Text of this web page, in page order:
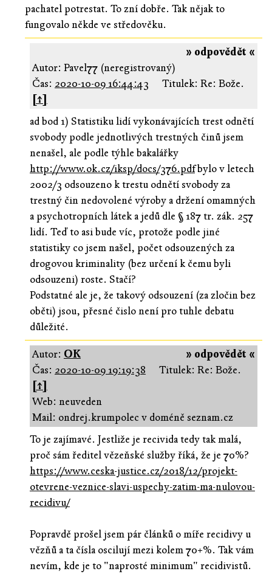
pachatel potrestat. To zní dobře. Tak nějak to
fungovalo někde ve středověku.
» odpovědět «
Autor: Pavel77 (neregistrovaný)
Čas: 2020-10-09 16:44:43
Titulek: Re: Bože.
[↑]
ad bod 1) Statistiku lidí vykonávajících trest odnětí
svobody podle jednotlivých trestných činů jsem
nenašel, ale podle týhle bakalářky
http://www.ok.cz/iksp/docs/376.pdfbylo v letech
2002/3 odsouzeno k trestu odnětí svobody za
trestný čin nedovolené výroby a držení omamných
a psychotropních látek a jedů dle § 187 tr. zák. 257
lidí. Teď to asi bude víc, protože podle jiné
statistiky co jsem našel, počet odsouzených za
drogovou kriminality (bez určení k čemu byli
odsouzeni) roste. Stačí?
Podstatné ale je, že takový odsouzení (za zločin bez
oběti) jsou, přesné čislo není pro tuhle debatu
důležité.
» odpovědět «
Autor: OK
Čas: 2020-10-09 19:19:38
Titulek: Re: Bože.
[↑]
Web: neuveden
Mail: ondrej.krumpolec v doméně seznam.cz
To je zajímavé. Jestliže je recivida tedy tak malá,
proč sám ředitel vězeňské služby říká, že je 70%?
https://www.ceska-justice.cz/2018/12/projekt-
otevrene-veznice-slavi-uspechy-zatim-ma-nulovou-
recidivu/
Popravdě prošel jsem pár článků o míře recidivy u
vězňů a ta čísla oscilují mezi kolem 70+%. Tak vám
nevím, kde je to "naprosté minimum" recidivistů.